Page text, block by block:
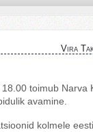
Vira
toimub
avamine.
kolmele